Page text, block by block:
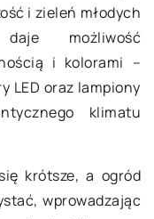
i zieleń młodych
możliwość
i kolorami –
LED oraz lampiony
klimatu
krótsze, a ogród
wprowadzając